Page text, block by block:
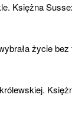
Księżna
życie